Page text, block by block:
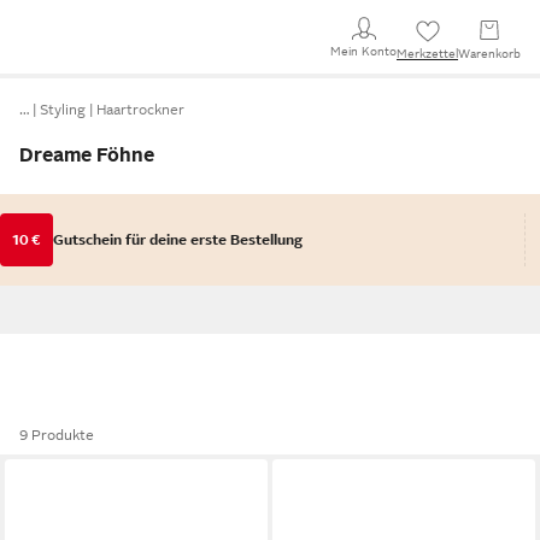
Mein KontoMerkzettel Warenkorb
… Styling Haartrockner
Dreame Föhne
10 € Gutschein für deine erste Bestellung
9 Produkte